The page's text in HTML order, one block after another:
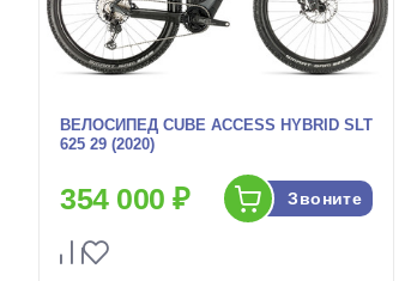
ВЕЛОСИПЕД CUBE ACCESS HYBRID SLT
625 29 (2020)
354 000 ₽ Звоните